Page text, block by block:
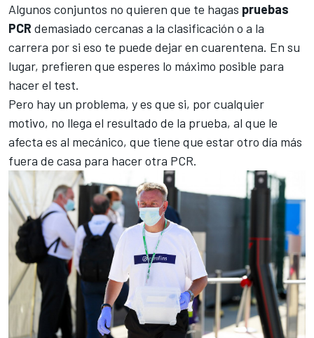
Algunos conjuntos no quieren que te hagas pruebas
PCR demasiado cercanas a la clasificación o a la
carrera por si eso te puede dejar en cuarentena. En su
lugar, prefieren que esperes lo máximo posible para
hacer el test.
Pero hay un problema, y es que si, por cualquier
motivo, no llega el resultado de la prueba, al que le
afecta es al mecánico, que tiene que estar otro día más
fuera de casa para hacer otra PCR.